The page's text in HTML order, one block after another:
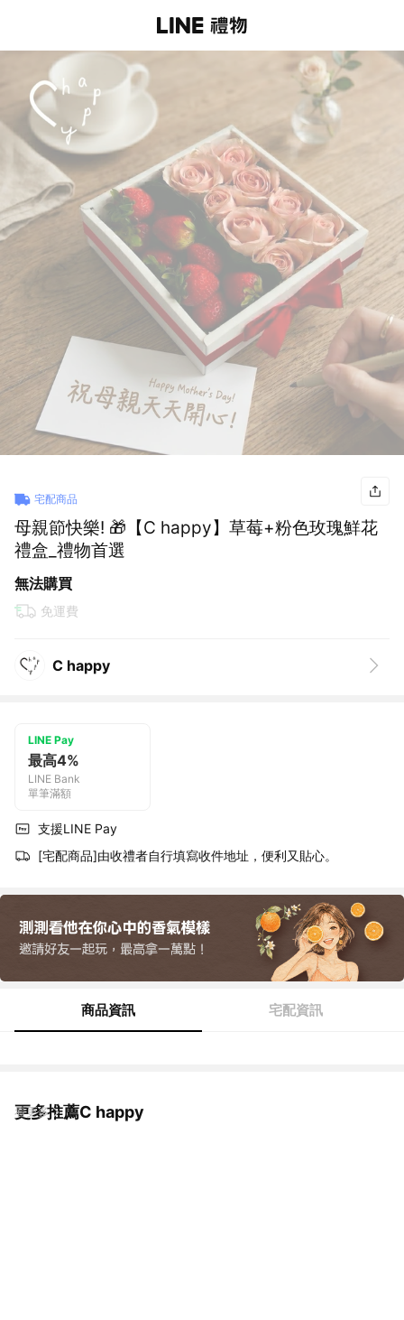
宅配商品
母親節快樂! 🎁【C happy】草莓+粉色玫瑰鮮花
禮盒_禮物首選
無法購買
免運費
C happy
LINE Pay
最高4%
LINE Bank
單筆滿額
支援LINE Pay
[宅配商品]由收禮者自行填寫收件地址，便利又貼心。
商品資訊 宅配資訊
更多推薦C happy
看更多